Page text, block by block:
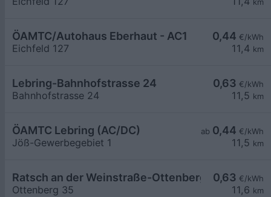
0,44 €/kWh
11,4 km
ÖAMTC/Autohaus Eberhaut - AC1
Eichfeld 127
0,63 €/kWh
11,5 km
Lebring-Bahnhofstrasse 24
Bahnhofstrasse 24
ab 0,44 €/kWh
11,5 km
ÖAMTC Lebring (AC/DC)
Jöß-Gewerbegebiet 1
0,63 €/kWh
11,6 km
Ratsch an der Weinstraße-Ottenberg 35
Ottenberg 35